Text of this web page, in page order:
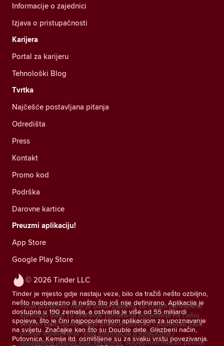
© 2026 Tinder LLC
Tinder je mjesto gdje nastaju veze, bilo da tražiš nešto ozbiljno,
nešto neobavezno ili nešto što još nije definirano. Aplikacija je
dostupna u 190 zemalja, a ostvarila je više od 55 milijardi
spojeva, što je čini najpopularnijom aplikacijom za upoznavanje
na svijetu. Značajke kao što su Double date, Glazbeni način,
Putovnica, Kemija itd. osmišljene su za svaku vrstu povezivanja.
Informacije o zajednici
Izjava o pristupačnosti
Karijera
Portal za karijeru
Tehnološki Blog
Tvrtka
Najčešće postavljana pitanja
Odredišta
Press
Kontakt
Promo kod
Podrška
Darovne kartice
Preuzmi aplikaciju!
App Store
Google Play Store
Tvoja privatnost nam je bitna. Zajedno sa svojim partnerima
koristimo alate za praćenje ponašanja posjetitelja na našoj
stranici kako bismo mogli prikazati ponude i poboljšati naše
usluge oglašavanja. Više informacija o kolačićima i
davateljima usluga koje koristimo. Suglasnost možeš povući